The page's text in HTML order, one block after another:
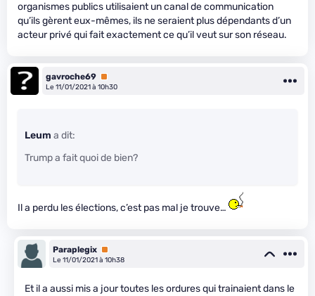
organismes publics utilisaient un canal de communication
qu’ils gèrent eux-mêmes, ils ne seraient plus dépendants d’un
acteur privé qui fait exactement ce qu’il veut sur son réseau.
gavroche69 Premium
Le 11/01/2021 à 10h30
Leum a dit:
Trump a fait quoi de bien?
Il a perdu les élections, c’est pas mal je trouve…
Paraplegix Premium
Le 11/01/2021 à 10h38
Et il a aussi mis a jour toutes les ordures qui trainaient dans le